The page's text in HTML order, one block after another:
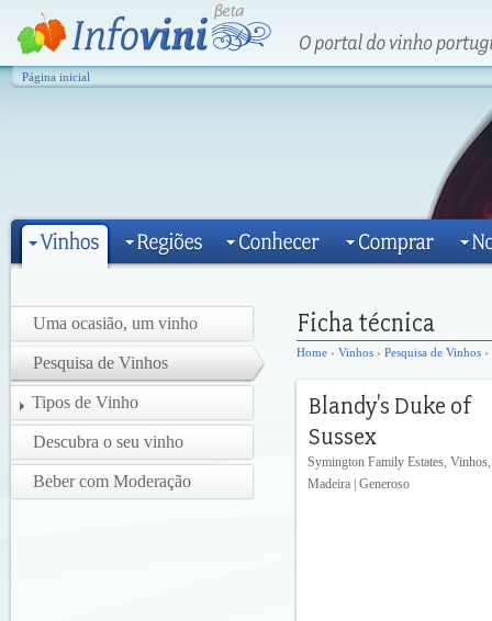
Página inicial
Uma ocasião, um vinho
Pesquisa de Vinhos
Tipos de Vinho
Descubra o seu vinho
Beber com Moderação
Home › Vinhos › Pesquisa de Vinhos
Symington Family Estates,
Madeira | Generoso